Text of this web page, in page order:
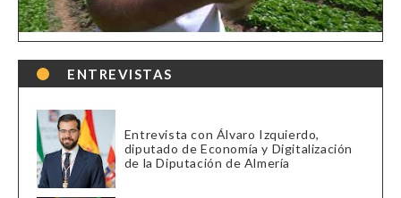
ENTREVISTAS
Entrevista con Álvaro Izquierdo,
diputado de Economía y Digitalización
de la Diputación de Almería